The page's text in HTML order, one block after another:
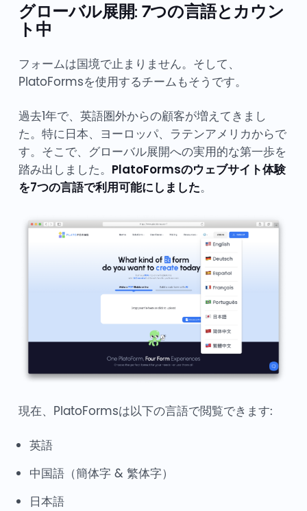
グローバル展開: 7つの言語とカウン
ト中
フォームは国境で止まりません。そして、
PlatoFormsを使用するチームもそうです。
過去1年で、英語圏外からの顧客が増えてきまし
た。特に日本、ヨーロッパ、ラテンアメリカからで
す。そこで、グローバル展開への実用的な第一歩を
踏み出しました。 PlatoFormsのウェブサイト体験
を7つの言語で利用可能にしました。
現在、PlatoFormsは以下の言語で閲覧できます:
英語
中国語（簡体字 & 繁体字）
日本語